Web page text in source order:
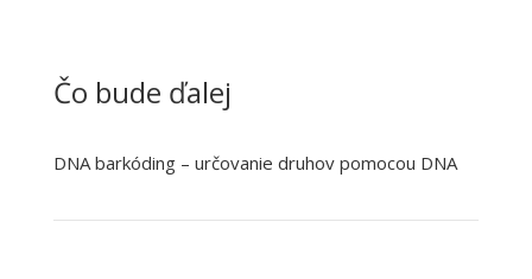
Čo bude ďalej
DNA barkóding – určovanie druhov pomocou DNA